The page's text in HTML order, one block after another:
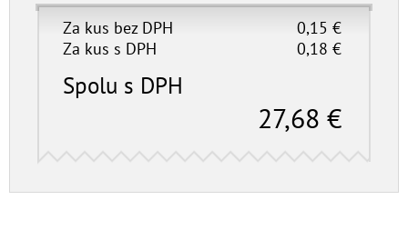
Za kus bez DPH 0,15 €
Za kus s DPH
0,18 €
Spolu s DPH
27,68 €